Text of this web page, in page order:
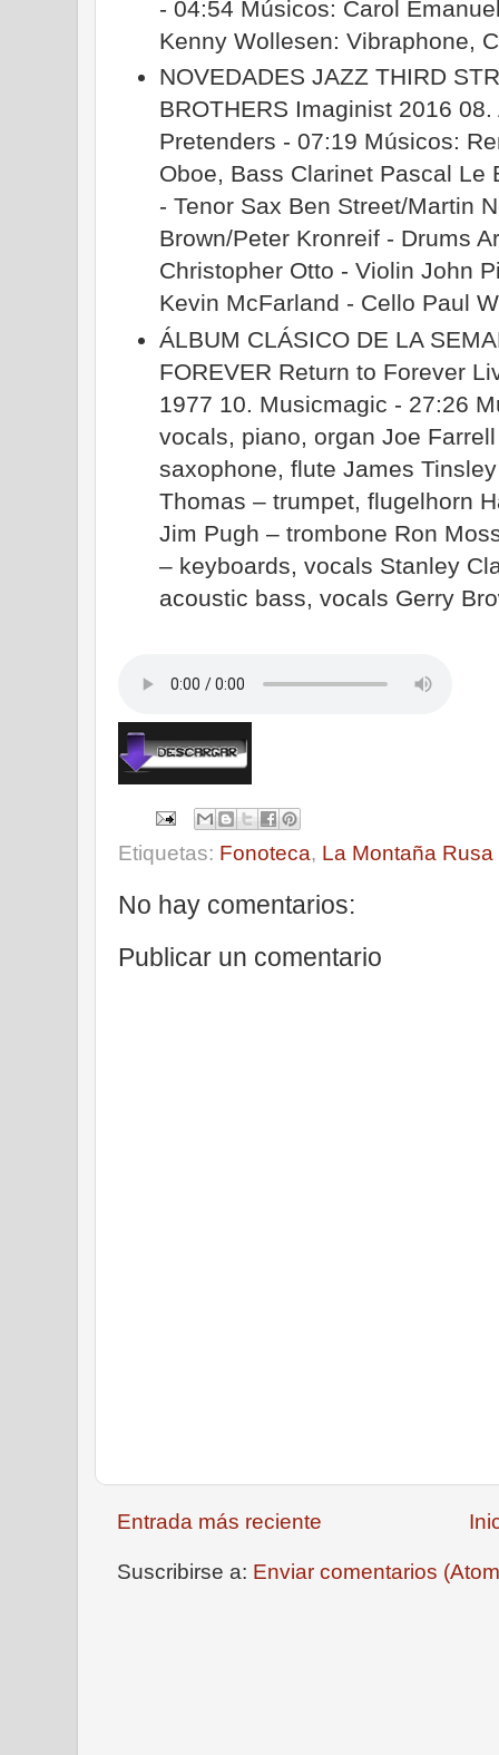
- 04:54 Músicos: Carol
Kenny Wollesen: Vibraphone,
NOVEDADES JAZZ THIRD
BROTHERS Imaginist 2016
Pretenders - 07:19 Músicos:
Oboe, Bass Clarinet Pascal Le
- Tenor Sax Ben Street/Martin
Brown/Peter Kronreif - Drums
Christopher Otto - Violin John
Kevin McFarland - Cello Paul
ÁLBUM CLÁSICO DE LA
FOREVER Return to Forever
1977 10. Musicmagic - 27:26
vocals, piano, organ Joe
saxophone, flute James
Thomas – trumpet, flugelhorn
Jim Pugh – trombone Ron
– keyboards, vocals Stanley
acoustic bass, vocals Gerry
Etiquetas: Fonoteca, La Montaña Rusa
No hay comentarios:
Publicar un comentario
Entrada más reciente
Suscribirse a: Enviar comentarios